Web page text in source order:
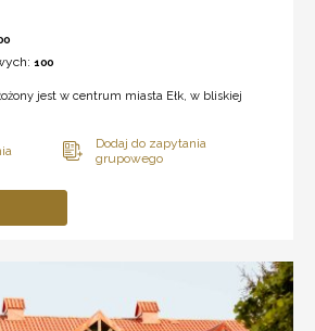
100
jest w centrum miasta Ełk, w bliskiej